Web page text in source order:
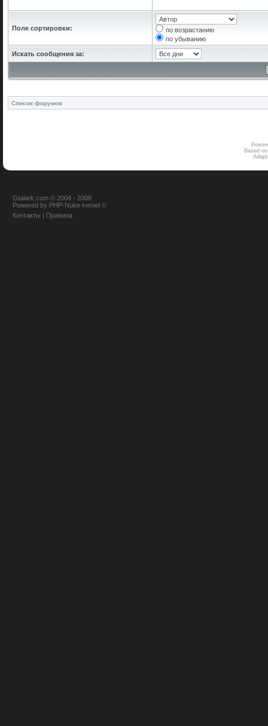
Поле сортировки:
по возрастанию
по убыванию
Искать сообщения за:
Список форумов
Based
Gtalark.com © 2004 - 2008
Powered by PHP-Nuke kernel ©
Контакты | Правила